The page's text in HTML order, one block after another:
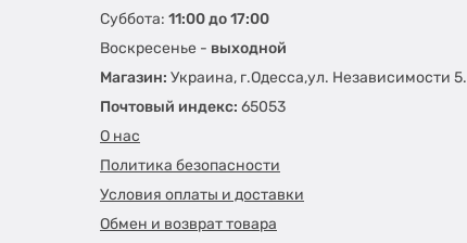
Суббота: 11:00 до 17:00
Воскресенье - выходной
Магазин: Украина, г.Одесса,ул. Независимости 5.
Почтовый индекс: 65053
О нас
Политика безопасности
Условия оплаты и доставки
Обмен и возврат товара